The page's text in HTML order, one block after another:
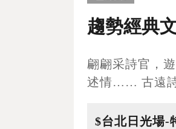
趨勢經典
翩翩采詩官，
述情…… 古遠詩
$台北日光場-